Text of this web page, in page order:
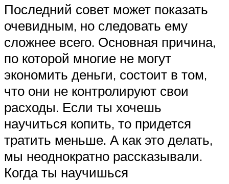
Последний совет может показать
очевидным, но следовать ему
сложнее всего. Основная причина,
по которой многие не могут
экономить деньги, состоит в том,
что они не контролируют свои
расходы. Если ты хочешь
научиться копить, то придется
тратить меньше. А как это делать,
мы неоднократно рассказывали.
Когда ты научишься